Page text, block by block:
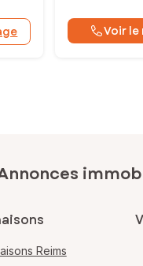
Voir le
Reims